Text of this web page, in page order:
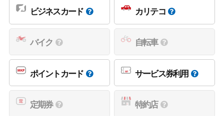
ビジネスカード カリテコ
バイク 自転車
ポイントカード サービス券利用
定期券 特約店